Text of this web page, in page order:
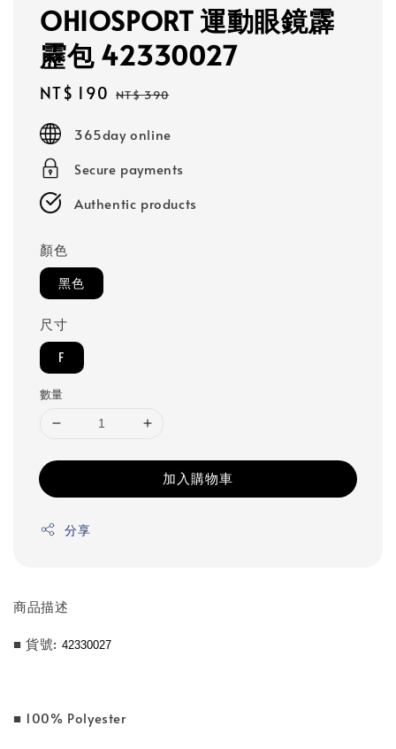
OHIOSPORT 運動眼鏡霹
靂包 42330027
Sale
NT$ 190 Regular
NT$ 390
365day online
Secure payments
Authentic products
顏色
黑色
尺寸
F
數量
加入購物車
分享
商品描述
■ 貨號: 42330027
■ 100% Polyester